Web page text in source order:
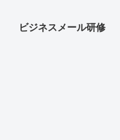
ビジネスメール研修